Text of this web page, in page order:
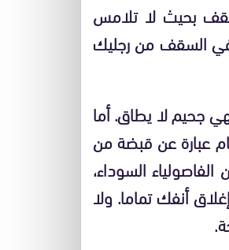
بحيث لا تلامس
في السقف من رجليك
جحيم لا يطاق. أما
عبارة عن قبضة من
السوداء،
أنفك تماما. ولا